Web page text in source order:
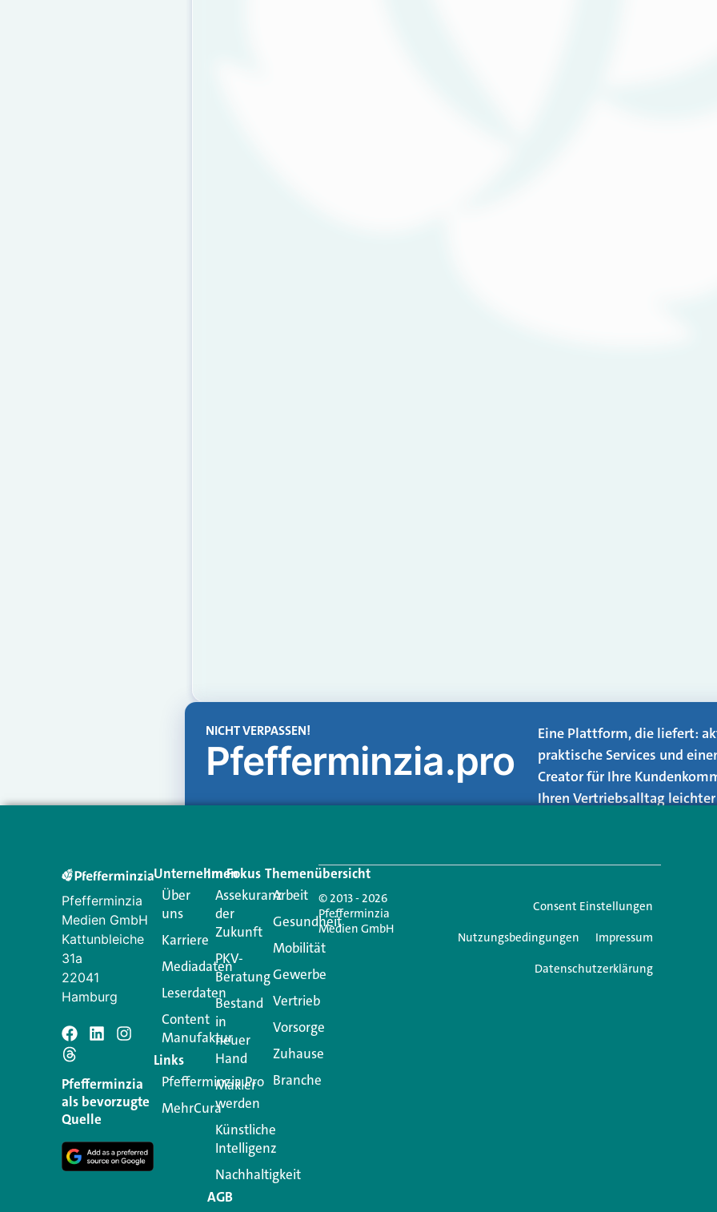
NICHT VERPASSEN!
Pfefferminzia.pro
Eine Plattform, die liefert:
praktische Services und
Creator für Ihre
Ihren Vertriebsalltag
Schreiben Sie einen Kommentar
Ihre E-Mail-Adresse wird nicht veröffentlicht.
Kommentar
Pfefferminzia
Medien GmbH
Kattunbleiche
31a
22041
Hamburg
Pfefferminzia
als bevorzugte
Quelle
Unternehmen
Über
uns
Karriere
Mediadaten
Leserdaten
Content
Manufaktur
Links
Pfefferminzia.Pro
MehrCura
Im Fokus
Assekuranz
der
Zukunft
PKV-
Beratung
Bestand
in
neuer
Hand
Makler
werden
Künstliche
Intelligenz
Nachhaltigkeit
AGB
Themenübersicht
Arbeit
Gesundheit
Mobilität
Gewerbe
Vertrieb
Vorsorge
Zuhause
Branche
© 2013 - 2026
Pfefferminzia
Medien GmbH
Consent Einstellungen
Nutzungsbedingungen
Impressum
Datenschutzerklärung